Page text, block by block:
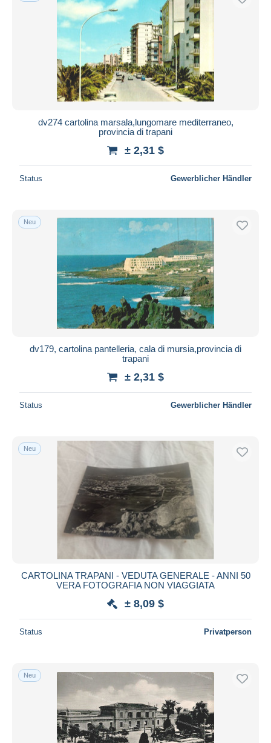
dv274 cartolina marsala,lungomare mediterraneo,
provincia di trapani
± 2,31 $
Status Gewerblicher Händler
Neu
dv179, cartolina pantelleria, cala di mursia,provincia di
trapani
± 2,31 $
Status Gewerblicher Händler
Neu
CARTOLINA TRAPANI - VEDUTA GENERALE - ANNI 50
VERA FOTOGRAFIA NON VIAGGIATA
± 8,09 $
Status Privatperson
Neu